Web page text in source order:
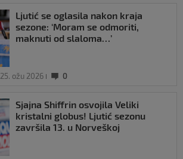
Ljutić se oglasila nakon kraja
sezone: ‘Moram se odmoriti,
maknuti od slaloma…’
25. ožu 2026 0
Sjajna Shiffrin osvojila Veliki
kristalni globus! Ljutić sezonu
završila 13. u Norveškoj